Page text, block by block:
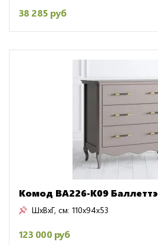
38 285 руб
Комод BA226-K09 Баллеттэ
ШxВxГ, см: 110x94x53
123 000 руб